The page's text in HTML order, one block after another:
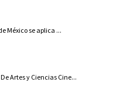
México se aplica ...
Artes y Ciencias Cine...